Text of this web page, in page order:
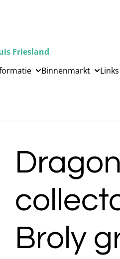
Friesland
Binnenmarkt Links
Broly